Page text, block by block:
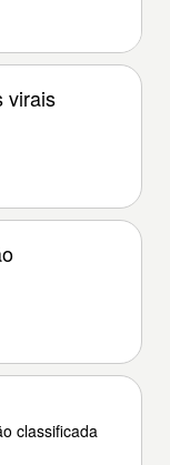
virais
classificada